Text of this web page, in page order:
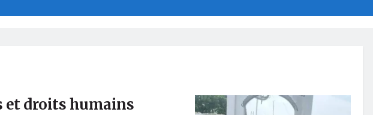
et droits humains